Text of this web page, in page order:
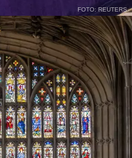
FOTO: REUTERS